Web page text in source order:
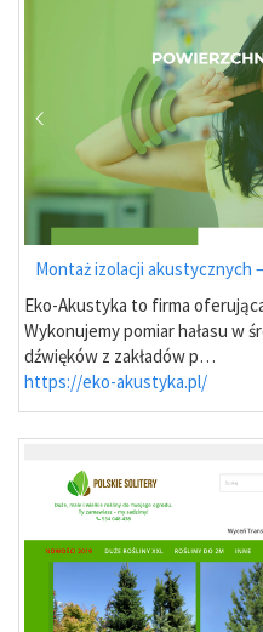
Montaż izolacji akustycznych
Eko-Akustyka to firma
Wykonujemy pomiar hałasu w
dźwięków z zakładów p…
https://eko-akustyka.pl/